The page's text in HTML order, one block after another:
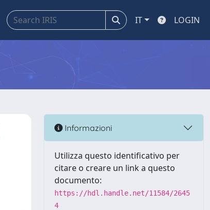
IT LOGIN
Informazioni
Utilizza questo identificativo per
citare o creare un link a questo
documento:
https://hdl.handle.net/11584/2645
4